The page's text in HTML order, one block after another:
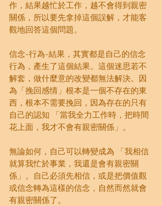
作，結果越忙於工作，越不會得到親密
關係，所以要先拿掉這個誤解，才能客
觀地回答這個問題。
信念-行為-結果，其實都是自己的信念
行為，產生了這個結果。這個迷思若不
解套，做什麼意的改變都無法解決。因
為「挽回感情」根本是一個不存在的東
西，根本不需要挽回，因為存在的只有
自己的認知 「當我全力工作時，把時間
花上面，我才不會有親密關係」。
無論如何，自己可以轉變成為 「我相信
就算我忙於事業，我還是會有親密關
係」。自己必須先相信，或是把價值觀
或信念轉為這樣的信念，自然而然就會
有親密關係了。